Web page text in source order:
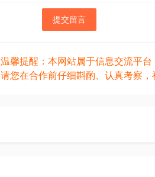
提交留言
温馨提醒：本网站属于信息交流平
请您在合作前仔细斟酌、认真考察，